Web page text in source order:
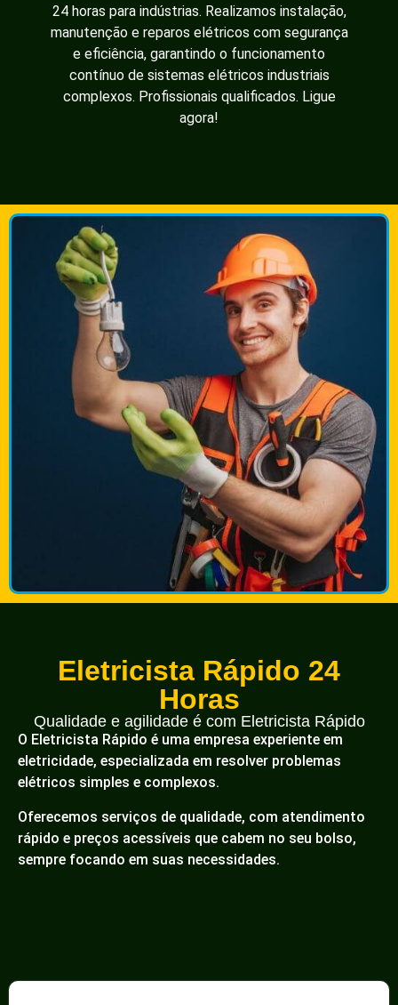
24 horas para indústrias. Realizamos instalação,
manutenção e reparos elétricos com segurança
e eficiência, garantindo o funcionamento
contínuo de sistemas elétricos industriais
complexos. Profissionais qualificados. Ligue
agora!
Eletricista Rápido 24
Horas
Qualidade e agilidade é com Eletricista Rápido
O Eletricista Rápido é uma empresa experiente em
eletricidade, especializada em resolver problemas
elétricos simples e complexos.
Oferecemos serviços de qualidade, com atendimento
rápido e preços acessíveis que cabem no seu bolso,
sempre focando em suas necessidades.